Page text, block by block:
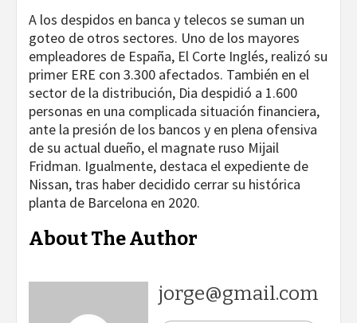
A los despidos en banca y telecos se suman un
goteo de otros sectores. Uno de los mayores
empleadores de España, El Corte Inglés, realizó su
primer ERE con 3.300 afectados. También en el
sector de la distribución, Dia despidió a 1.600
personas en una complicada situación financiera,
ante la presión de los bancos y en plena ofensiva
de su actual dueño, el magnate ruso Mijail
Fridman. Igualmente, destaca el expediente de
Nissan, tras haber decidido cerrar su histórica
planta de Barcelona en 2020.
About The Author
jorge@gmail.com